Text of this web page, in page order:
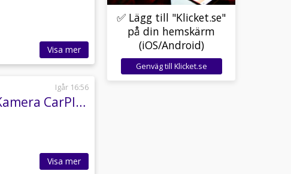
Visa mer
Igår 16:56
Skoda Octavia TDI 4x4 184hk Style Canton Kamera CarPlay Drag
Visa mer
✅ Lägg till "Klicket.se"
på din hemskärm
(iOS/Android)
Genväg till Klicket.se